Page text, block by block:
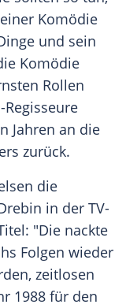
Komödie
und sein
Komödie
Rollen
Jahren an die
zurück.
die
in der TV-
"Die nackte
Folgen wieder
zeitlosen
1988 für den